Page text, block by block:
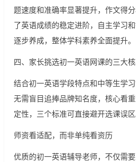
题速度和准确率显著提升，作文得
了英语成绩的稳定进阶，自主学习
逐步养成，整体学科素养全面提升。
四、家长挑选初一英语网课的三大
结合初一英语学段特点和中等生学
无需盲目追捧品牌知名度，核心看
定性，三个标准可直接避开选课误区
师资看适配，而非单纯看资历
优质的初一英语辅导老师，不仅需